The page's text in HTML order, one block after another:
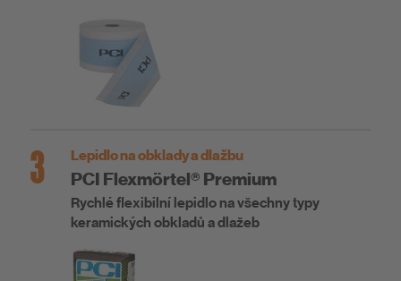
3 Lepidlo na obklady a dlažbu
PCI Flexmörtel® Premium
Rychlé flexibilní lepidlo na všechny typy
keramických obkladů a dlažeb